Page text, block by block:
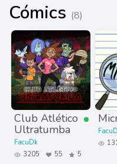
Cómics (8)
Club Atlético
Ultratumba
FacuDk
3205
55 5